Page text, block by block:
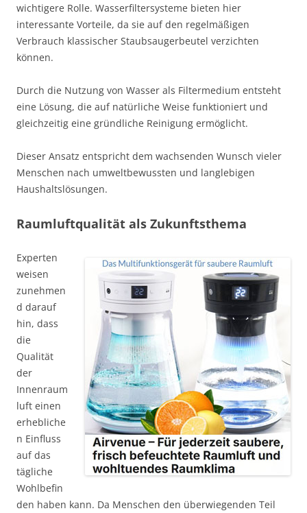
wichtigere Rolle. Wasserfiltersysteme bieten hier
interessante Vorteile, da sie auf den regelmäßigen
Verbrauch klassischer Staubsaugerbeutel verzichten
können.
Durch die Nutzung von Wasser als Filtermedium entsteht
eine Lösung, die auf natürliche Weise funktioniert und
gleichzeitig eine gründliche Reinigung ermöglicht.
Dieser Ansatz entspricht dem wachsenden Wunsch vieler
Menschen nach umweltbewussten und langlebigen
Haushaltslösungen.
Raumluftqualität als Zukunftsthema
Experten
weisen
zunehmen
d darauf
hin, dass
die
Qualität
der
Innenraum
luft einen
erhebliche
n Einfluss
auf das
tägliche
Wohlbefin
den haben kann. Da Menschen den überwiegenden Teil